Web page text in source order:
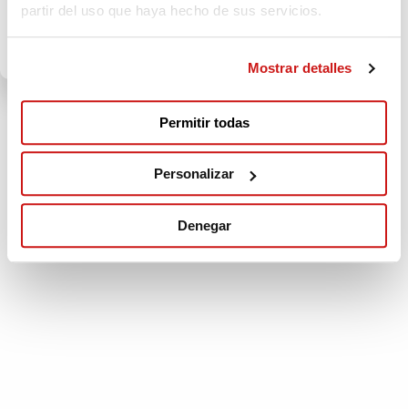
partir del uso que haya hecho de sus servicios.
Mostrar detalles
Permitir todas
Personalizar
Denegar
PLATAFORMA PARA LA
DEFENSA DE LA CORDILLERA
CANTÁBRICA